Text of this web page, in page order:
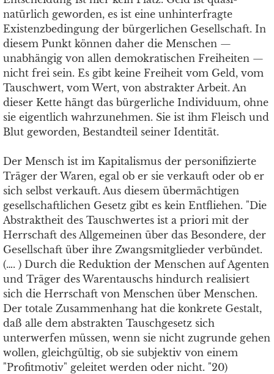
natürlich geworden, es ist eine unhinterfragte
Existenzbedingung der bürgerlichen Gesellschaft. In
diesem Punkt können daher die Menschen —
unabhängig von allen demokratischen Freiheiten —
nicht frei sein. Es gibt keine Freiheit vom Geld, vom
Tauschwert, vom Wert, von abstrakter Arbeit. An
dieser Kette hängt das bürgerliche Individuum, ohne
sie eigentlich wahrzunehmen. Sie ist ihm Fleisch und
Blut geworden, Bestandteil seiner Identität.
Der Mensch ist im Kapitalismus der personifizierte
Träger der Waren, egal ob er sie verkauft oder ob er
sich selbst verkauft. Aus diesem übermächtigen
gesellschaftlichen Gesetz gibt es kein Entfliehen. "Die
Abstraktheit des Tauschwertes ist a priori mit der
Herrschaft des Allgemeinen über das Besondere, der
Gesellschaft über ihre Zwangsmitglieder verbündet.
(…. ) Durch die Reduktion der Menschen auf Agenten
und Träger des Warentauschs hindurch realisiert
sich die Herrschaft von Menschen über Menschen.
Der totale Zusammenhang hat die konkrete Gestalt,
daß alle dem abstrakten Tauschgesetz sich
unterwerfen müssen, wenn sie nicht zugrunde gehen
wollen, gleichgültig, ob sie subjektiv von einem
"Profitmotiv" geleitet werden oder nicht. "20)